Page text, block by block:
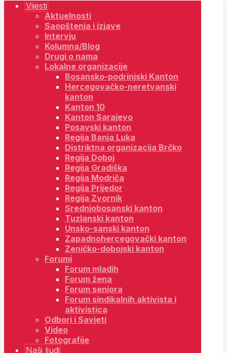
Vijesti
Aktuelnosti
Saopštenja i izjave
Intervju
Kolumna/Blog
Drugi o nama
Lokalne organizacije
Bosansko-podrinjski Kanton
Hercegovačko-neretvanski
kanton
Kanton 10
Kanton Sarajevo
Posavski kanton
Regija Banja Luka
Distriktna organizacija Brčko
Regija Doboj
Regija Gradiška
Regija Modriča
Regija Prijedor
Regija Zvornik
Srednjobosanski kanton
Tuzlanski kanton
Unsko-sanski kanton
Zapadnohercegovački kanton
Zeničko-dobojski kanton
Forumi
Forum mladih
Forum žena
Forum seniora
Forum sindikalnih aktivista i
aktivistica
Odbori i Savjeti
Video
Fotografije
Naši ljudi